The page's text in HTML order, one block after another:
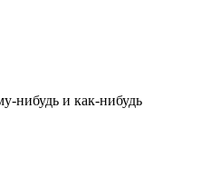
нибудь и как-нибудь